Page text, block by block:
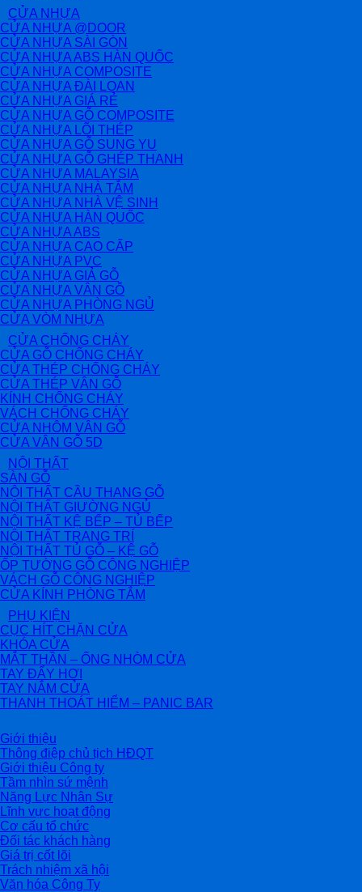
CỬA NHỰA
CỬA NHỰA @DOOR
CỬA NHỰA SÀI GÒN
CỬA NHỰA ABS HÀN QUỐC
CỬA NHỰA COMPOSITE
CỬA NHỰA ĐÀI LOAN
CỬA NHỰA GIÁ RẺ
CỬA NHỰA GỖ COMPOSITE
CỬA NHỰA LÕI THÉP
CỬA NHỰA GỖ SUNG YU
CỬA NHỰA GỖ GHÉP THANH
CỬA NHỰA MALAYSIA
CỬA NHỰA NHÀ TẮM
CỬA NHỰA NHÀ VỆ SINH
CỬA NHỰA HÀN QUỐC
CỬA NHỰA ABS
CỬA NHỰA CAO CẤP
CỬA NHỰA PVC
CỬA NHỰA GIẢ GỖ
CỬA NHỰA VÂN GỖ
CỬA NHỰA PHÒNG NGỦ
CỬA VÒM NHỰA
CỬA CHỐNG CHÁY
CỬA GỖ CHỐNG CHÁY
CỬA THÉP CHỐNG CHÁY
CỬA THÉP VÂN GỖ
KÍNH CHỐNG CHÁY
VÁCH CHỐNG CHÁY
CỬA NHÔM VÂN GỖ
CỬA VÂN GỖ 5D
NỘI THẤT
SÀN GỖ
NỘI THẤT CẦU THANG GỖ
NỘI THẤT GIƯỜNG NGỦ
NỘI THẤT KỆ BẾP – TỦ BẾP
NỘI THẤT TRANG TRÍ
NỘI THẤT TỦ GỖ – KỆ GỖ
ỐP TƯỜNG GỖ CÔNG NGHIỆP
VÁCH GỖ CÔNG NGHIỆP
CỬA KÍNH PHÒNG TẮM
PHỤ KIỆN
CỤC HÍT CHẶN CỬA
KHÓA CỬA
MẮT THẦN – ỐNG NHÒM CỬA
TAY ĐẨY HƠI
TAY NẮM CỬA
THANH THOÁT HIỂM – PANIC BAR
Giới thiệu
Thông điệp chủ tịch HĐQT
Giới thiệu Công ty
Tầm nhìn sứ mệnh
Năng Lực Nhân Sự
Lĩnh vực hoạt động
Cơ cấu tổ chức
Đối tác khách hàng
Giá trị cốt lõi
Trách nhiệm xã hội
Văn hóa Công Ty